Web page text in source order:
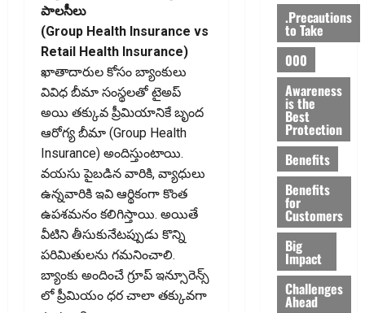
పాలసీలు
(Group Health Insurance vs
Retail Health Insurance)
ఖాతాదారుల కోసం బ్యాంకులు
వివిధ బీమా సంస్థలతో టైఅప్
అయి తక్కువ ప్రీమియానికే బృంద
ఆరోగ్య బీమా (Group Health
Insurance) అందిస్తుంటాయి.
వయసు పైబడిన వారికి, వ్యాధులు
ఉన్నవారికి ఇవి ఆర్థికంగా కొంత
ఉపశమనం కలిగిస్తాయి. అయితే
వీటిని తీసుకునేటప్పుడు కొన్ని
పరిమితులను గమనించాలి.
బ్యాంకు అందించే గ్రూప్​ ఇన్సూరెన్స్​
లో ప్రీమియం ధర చాలా తక్కువగా
.Precautions
to Take
000
Awareness
is the
Best
Protection
Benefits
Benefits
for
Customers
Big
Impact
Challenges
Ahead